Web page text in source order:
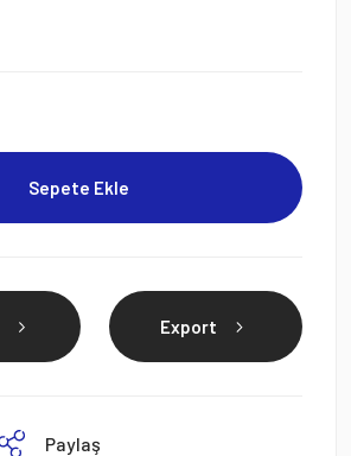
Sepete Ekle
Export
Paylaş